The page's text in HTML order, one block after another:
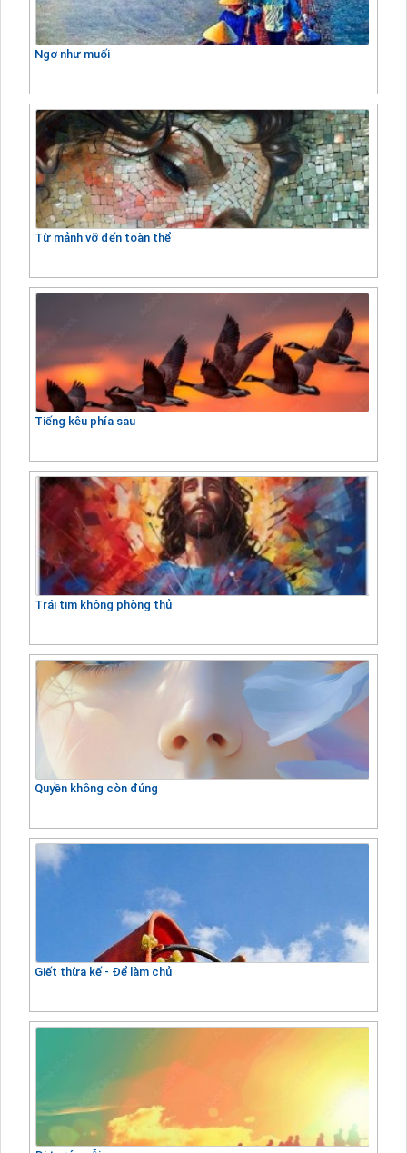
Ngơ như muối
Từ mảnh vỡ đến toàn thể
Tiếng kêu phía sau
Trái tim không phòng thủ
Quyền không còn đúng
Giết thừa kế - Để làm chủ